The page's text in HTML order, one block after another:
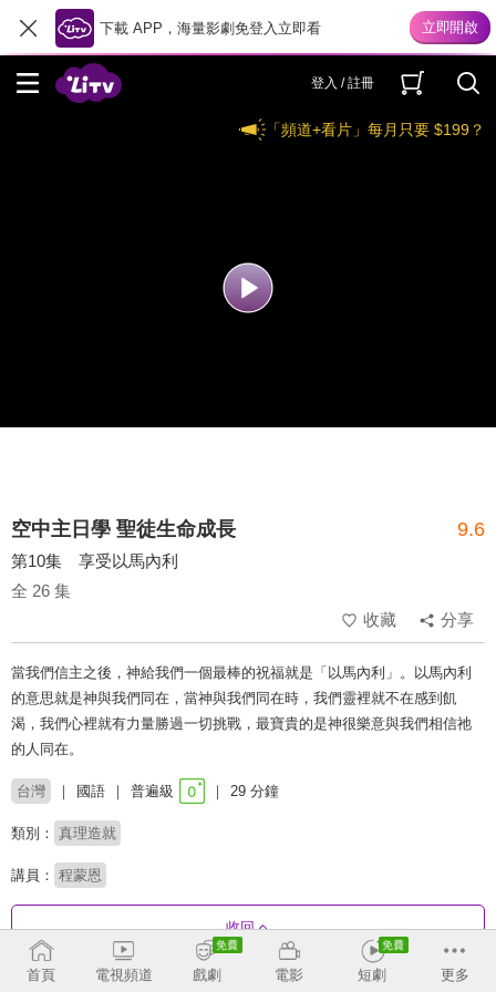
下載 APP，海量影劇免登入立即看
登入 / 註冊
「頻道+看片」每月只要 $199？
空中主日學 聖徒生命成長 9.6
第10集 享受以馬內利
全 26 集
收藏
分享
當我們信主之後，神給我們一個最棒的祝福就是「以馬內利」。以馬內利
的意思就是神與我們同在，當神與我們同在時，我們靈裡就不在感到飢
渴，我們心裡就有力量勝過一切挑戰，最寶貴的是神很樂意與我們相信祂
的人同在。
台灣 國語 普遍級 29 分鐘
類別： 真理造就
講員： 程蒙恩
收回
首頁 電視頻道 戲劇 電影 短劇 更多